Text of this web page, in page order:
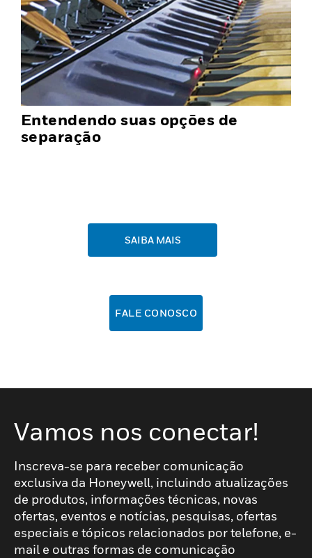
Entendendo suas opções de
separação
SAIBA MAIS
FALE CONOSCO
Vamos nos conectar!
Inscreva-se para receber comunicação
exclusiva da Honeywell, incluindo atualizações
de produtos, informações técnicas, novas
ofertas, eventos e notícias, pesquisas, ofertas
especiais e tópicos relacionados por telefone, e-
mail e outras formas de comunicação